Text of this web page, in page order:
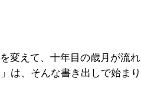
変えて、十年目の歳月が流れ
は、そんな書き出しで始まり